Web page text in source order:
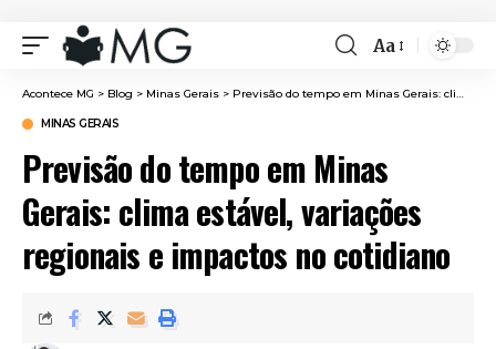
Font
Resizer
Aa
Acontece MG > Blog > Minas Gerais > Previsão do tempo em Minas Gerais: clima estável, variações regionais e impactos no cotidiano
MINAS GERAIS
Previsão do tempo em Minas
Gerais: clima estável, variações
regionais e impactos no cotidiano